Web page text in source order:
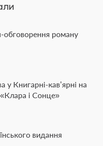
обговорення роману
Книгарні-кав’ярні на
«Клара і Сонце»
видання